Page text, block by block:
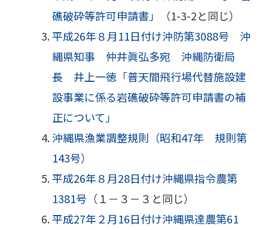
礁破砕等許可申請書」
（1-3-2と同じ）
平成26年８月11日付け沖防第3088号 沖
縄県知事 仲井眞弘多宛 沖縄防衛局
長 井上一徳「普天間飛行場代替施設建
設事業に係る岩礁破砕等許可申請書の補
正について」
沖縄県漁業調整規則（昭和47年 規則第
143号）
平成26年８月28日付け沖縄県指令農第
1381号（１－３－３と同じ）
平成27年２月16日付け沖縄県達農第61